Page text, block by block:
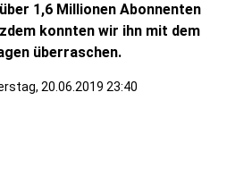
1,6 Millionen Abonnenten
konnten wir ihn mit dem
überraschen.
20.06.2019 23:40